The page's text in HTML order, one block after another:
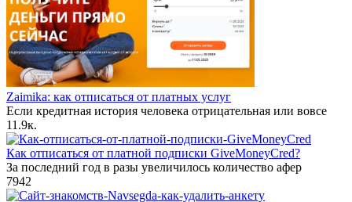
Zaimika: как отписаться от платных услуг
Если кредитная история человека отрицательная или вовсе
11.9к.
Как отписаться от платной подписки GiveMoneyCred?
За последний год в разы увеличилось количество афер
7942